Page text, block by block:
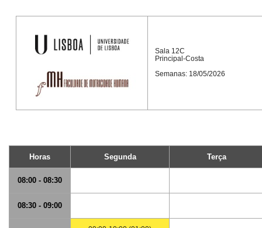
Sala 12C
Principal-Costa
Semanas: 18/05/2026
Horas Segunda Terça
08:00 - 08:30
08:30 - 09:00